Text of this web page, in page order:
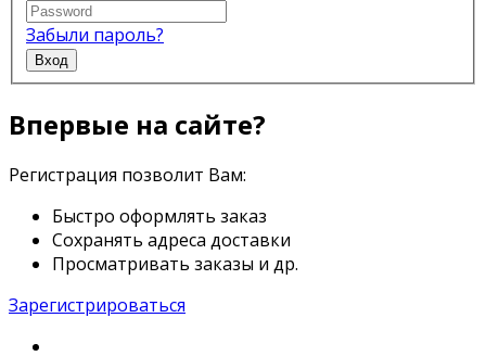
Забыли пароль?
Вход
Впервые на сайте?
Регистрация позволит Вам:
Быстро оформлять заказ
Сохранять адреса доставки
Просматривать заказы и др.
Зарегистрироваться